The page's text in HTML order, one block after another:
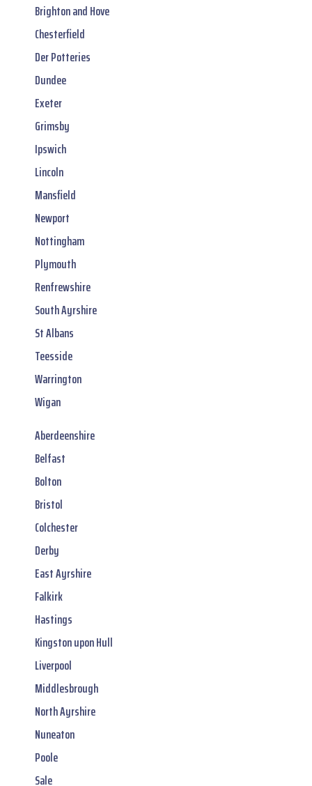
Brighton and Hove
Chesterfield
Der Potteries
Dundee
Exeter
Grimsby
Ipswich
Lincoln
Mansfield
Newport
Nottingham
Plymouth
Renfrewshire
South Ayrshire
St Albans
Teesside
Warrington
Wigan
Aberdeenshire
Belfast
Bolton
Bristol
Colchester
Derby
East Ayrshire
Falkirk
Hastings
Kingston upon Hull
Liverpool
Middlesbrough
North Ayrshire
Nuneaton
Poole
Sale